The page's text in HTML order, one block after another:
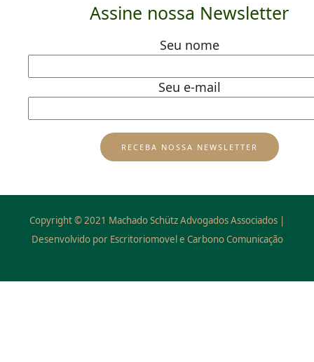
Assine nossa Newsletter
Seu nome
Seu e-mail
Copyright © 2021 Machado Schütz Advogados Associados |
Desenvolvido por Escritoriomovel e Carbono Comunicação